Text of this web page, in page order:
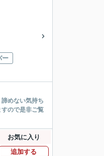
ー
めない気持ち
ので是非ご覧
お気に入り
追加する